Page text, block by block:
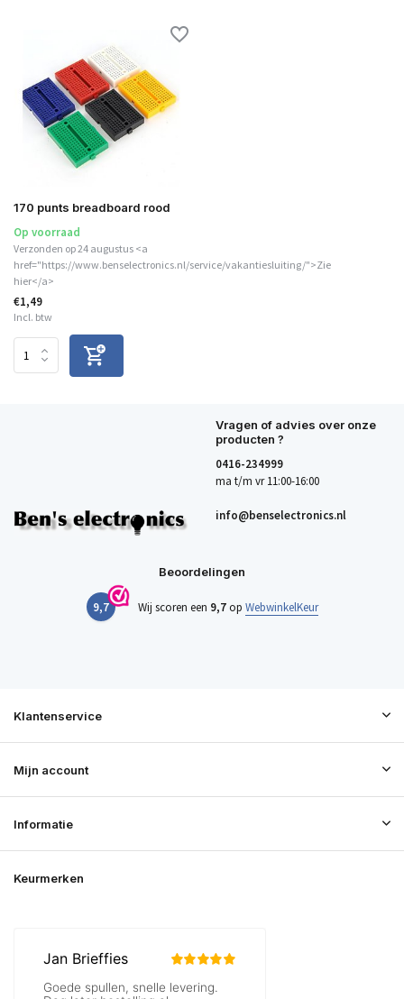
170 punts breadboard rood
Op voorraad
Verzonden op 24 augustus <a
href="https://www.benselectronics.nl/service/vakantiesluiting/">Zie
hier</a>
€1,49
Incl. btw
Vragen of advies over onze
producten ?
0416-234999
ma t/m vr 11:00-16:00
info@benselectronics.nl
Beoordelingen
9,7 Wij scoren een 9,7op WebwinkelKeur
Klantenservice
Mijn account
Informatie
Keurmerken